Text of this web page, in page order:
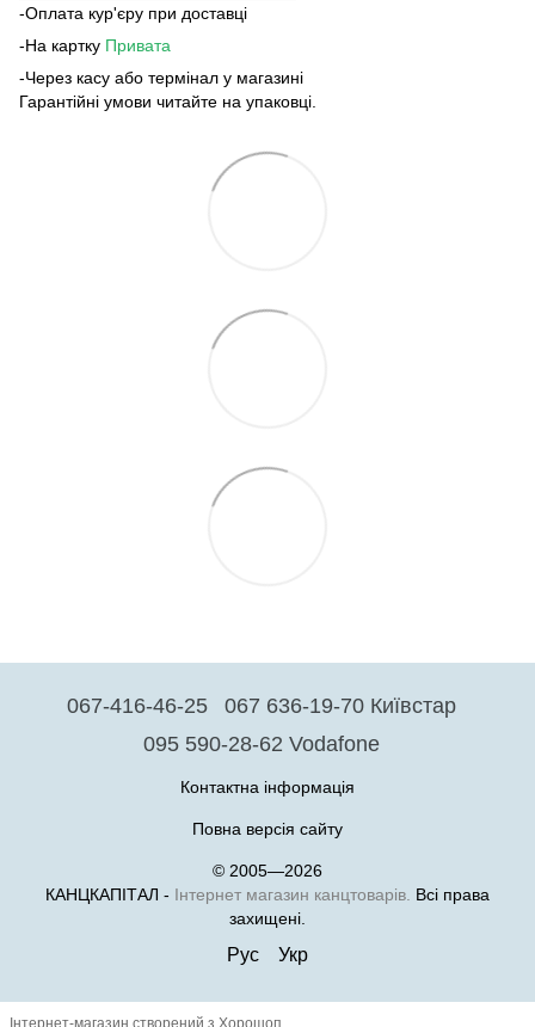
-Оплата кур'єру при доставці
-На картку Привата
-Через касу або термінал у магазині
Гарантійні умови читайте на упаковці.
067-416-46-25
067 636-19-70 Київстар
095 590-28-62 Vodafone
Контактна інформація
Повна версія сайту
© 2005—2026
КАНЦКАПІТАЛ - Інтернет магазин канцтоварів. Всі права
захищені.
Рус Укр